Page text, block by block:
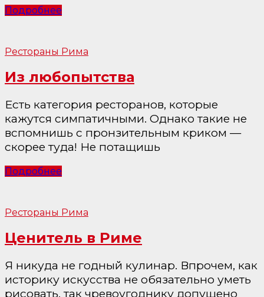
Подробнее
Рестораны Рима
Из любопытства
Есть категория ресторанов, которые
кажутся симпатичными. Однако такие не
вспомнишь с пронзительным криком —
скорее туда! Не потащишь
Подробнее
Рестораны Рима
Ценитель в Риме
Я никуда не годный кулинар. Впрочем, как
историку искусства не обязательно уметь
рисовать, так чревоугоднику допущено